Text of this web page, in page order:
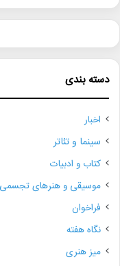
دسته بندی
اخبار
سینما و تئاتر
کتاب و ادبیات
موسیقی و هنرهای تجسمی
فراخوان
نگاه هفته
میز هنری